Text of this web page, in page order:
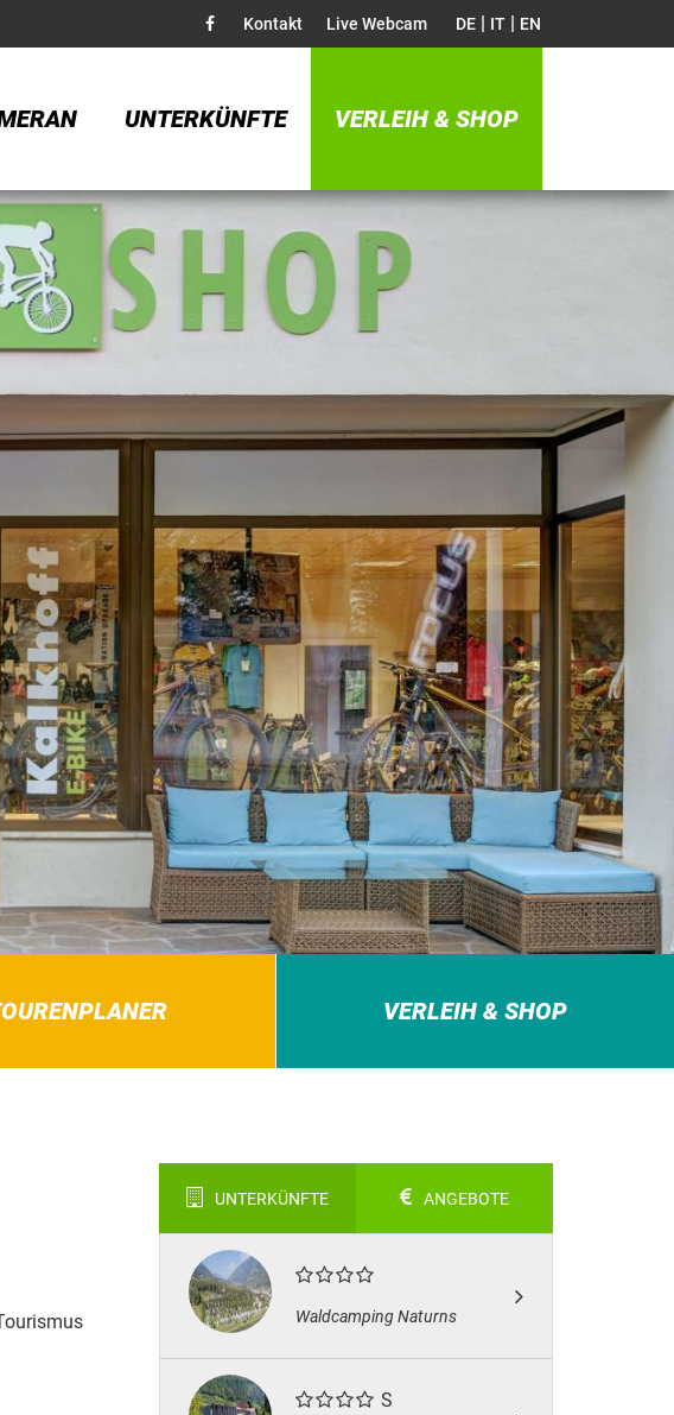
Kontakt Live Webcam DE | IT | EN
UNTERKÜNFTE VERLEIH & SHOP
VERLEIH & SHOP
UNTERKÜNFTE ANGEBOTE
Waldcamping Naturns
S